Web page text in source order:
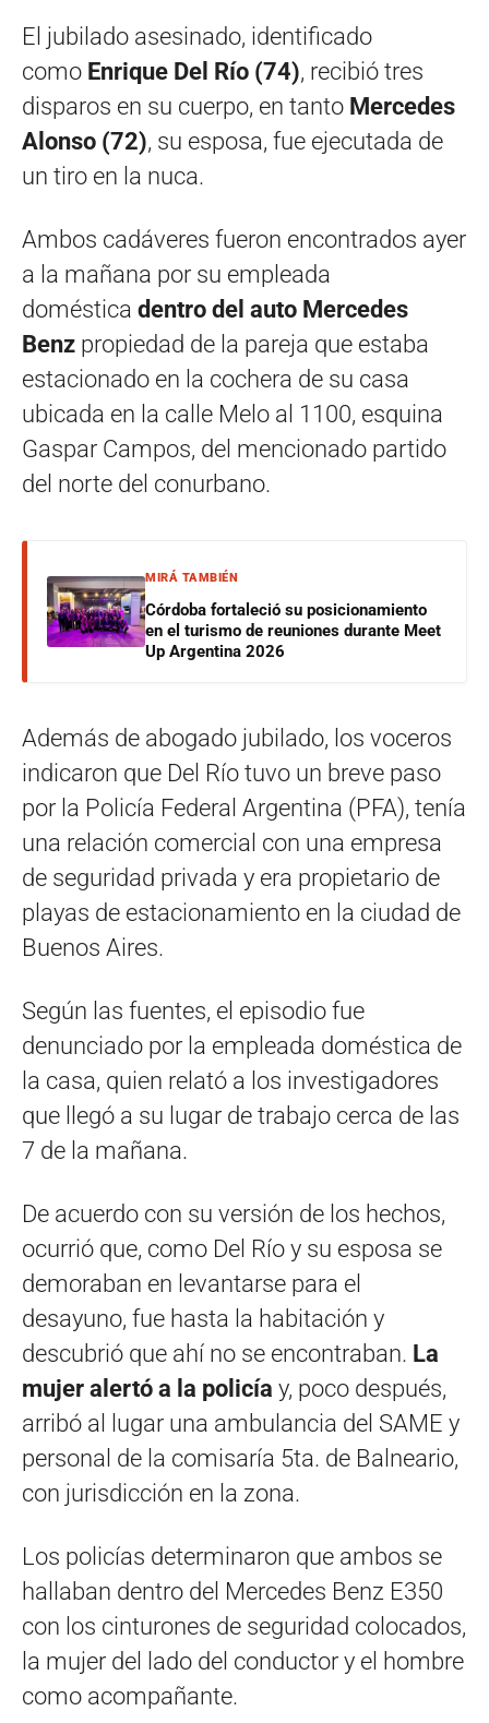
El jubilado asesinado, identificado
como Enrique Del Río (74), recibió tres
disparos en su cuerpo, en tanto Mercedes
Alonso (72), su esposa, fue ejecutada de
un tiro en la nuca.
Ambos cadáveres fueron encontrados ayer
a la mañana por su empleada
doméstica dentro del auto Mercedes
Benz propiedad de la pareja que estaba
estacionado en la cochera de su casa
ubicada en la calle Melo al 1100, esquina
Gaspar Campos, del mencionado partido
del norte del conurbano.
MIRÁ TAMBIÉN
Córdoba fortaleció su posicionamiento
en el turismo de reuniones durante Meet
Up Argentina 2026
Además de abogado jubilado, los voceros
indicaron que Del Río tuvo un breve paso
por la Policía Federal Argentina (PFA), tenía
una relación comercial con una empresa
de seguridad privada y era propietario de
playas de estacionamiento en la ciudad de
Buenos Aires.
Según las fuentes, el episodio fue
denunciado por la empleada doméstica de
la casa, quien relató a los investigadores
que llegó a su lugar de trabajo cerca de las
7 de la mañana.
De acuerdo con su versión de los hechos,
ocurrió que, como Del Río y su esposa se
demoraban en levantarse para el
desayuno, fue hasta la habitación y
descubrió que ahí no se encontraban. La
mujer alertó a la policía y, poco después,
arribó al lugar una ambulancia del SAME y
personal de la comisaría 5ta. de Balneario,
con jurisdicción en la zona.
Los policías determinaron que ambos se
hallaban dentro del Mercedes Benz E350
con los cinturones de seguridad colocados,
la mujer del lado del conductor y el hombre
como acompañante.